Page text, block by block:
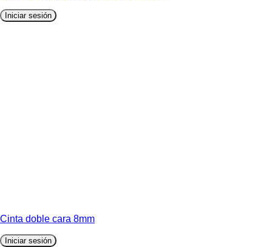
Iniciar sesión
Cinta doble cara 8mm
Iniciar sesión